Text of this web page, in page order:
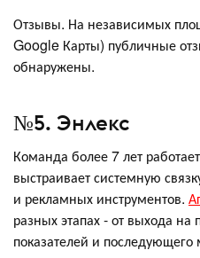
Отзывы. На независимых
Google Карты) публичные
обнаружены.
№5. Энлекс
Команда более 7 лет
выстраивает системную
и рекламных инструментов.
разных этапах - от выхода
показателей и